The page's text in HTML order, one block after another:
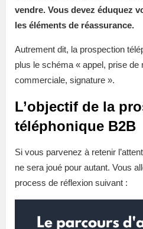
vendre. Vous devez éduquez
les éléments de réassurance.
Autrement dit, la prospection
plus le schéma « appel, prise de
commerciale, signature ».
L’objectif de la
téléphonique B2B
Si vous parvenez à retenir
ne sera joué pour autant. Vous
process de réflexion suivant :